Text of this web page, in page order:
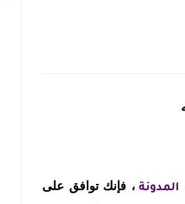
المدونة، فإنك توافق على